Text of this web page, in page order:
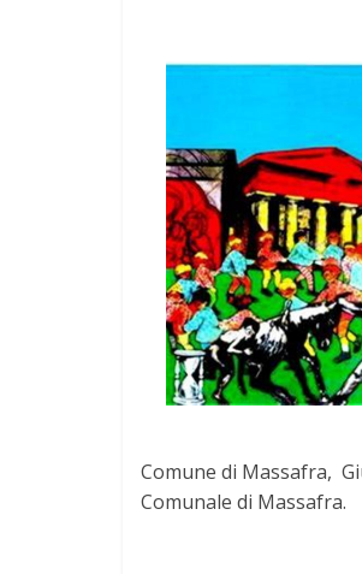
Comune di Massafra,
Comunale di Massafra.